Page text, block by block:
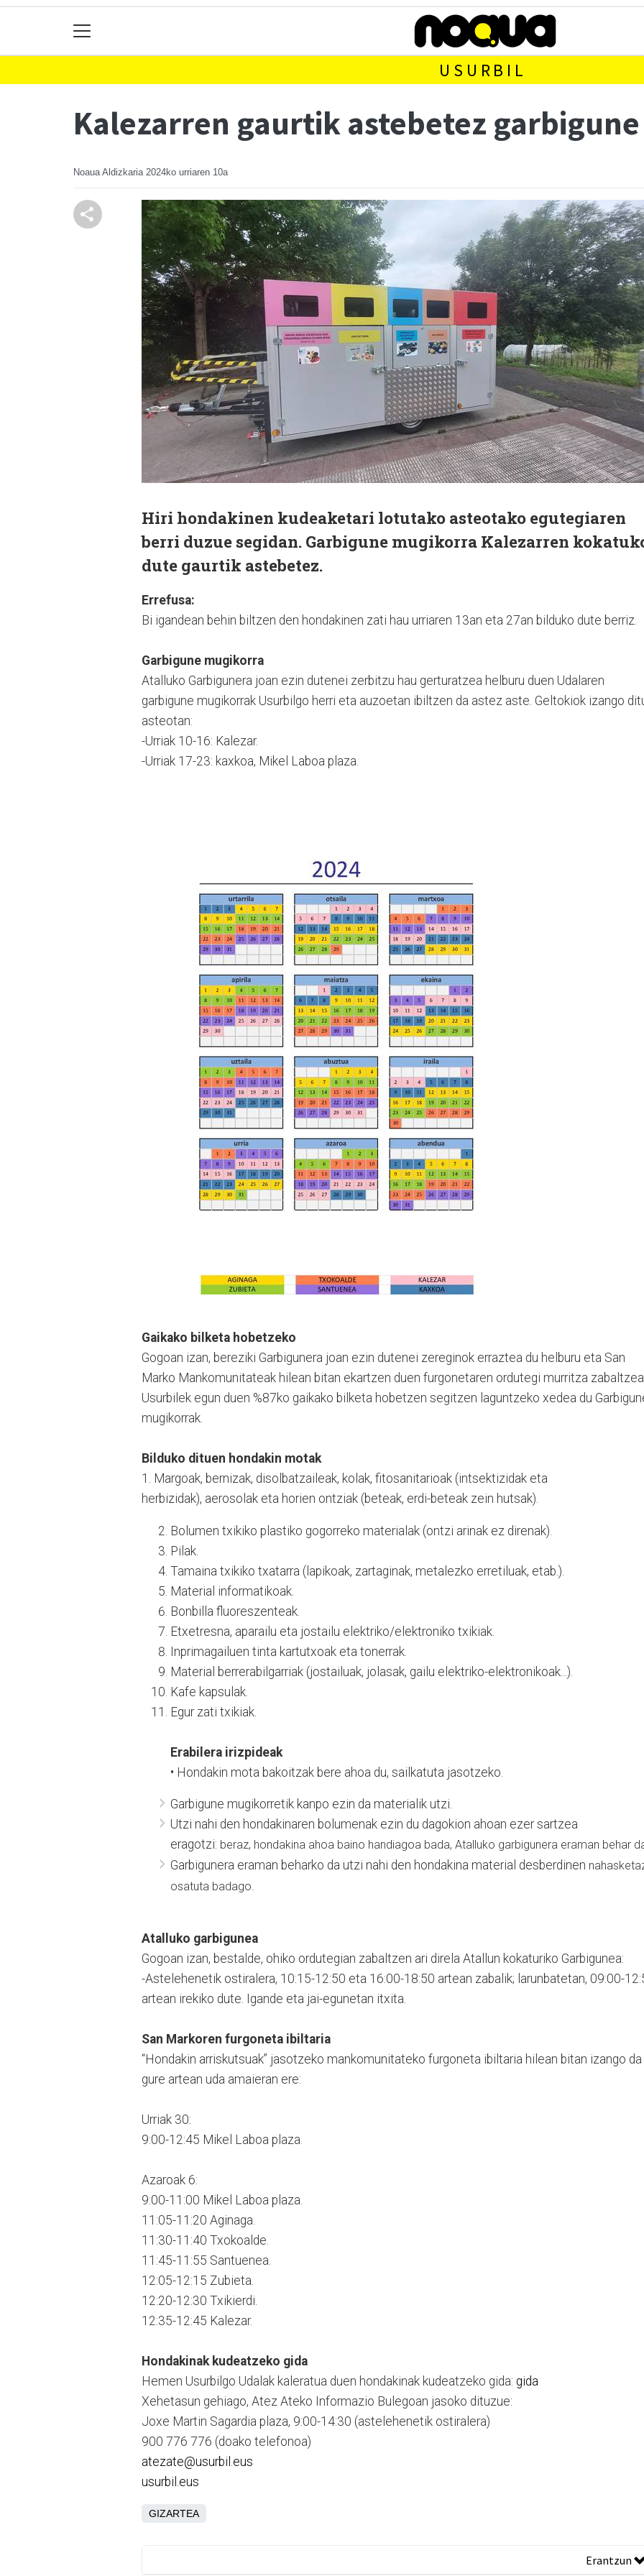
USURBIL
Kalezarren gaurtik astebetez
Noaua Aldizkaria 2024ko urriaren 10a
Hiri hondakinen kudeaketari lotutako asteotako egutegiaren
berri duzue segidan. Garbigune mugikorra Kalezarren
dute gaurtik astebetez.
Errefusa:
Bi igandean behin biltzen den hondakinen zati hau urriaren 13an eta 27an bilduko dute berriz.
Garbigune mugikorra
Atalluko Garbigunera joan ezin dutenei zerbitzu hau gerturatzea helburu duen Udalaren
garbigune mugikorrak Usurbilgo herri eta auzoetan ibiltzen da astez aste. Geltokiok izango
asteotan:
-Urriak 10-16: Kalezar.
-Urriak 17-23: kaxkoa, Mikel Laboa plaza.
Gaikako bilketa hobetzeko
Gogoan izan, bereziki Garbigunera joan ezin dutenei zereginok erraztea du helburu eta San
Marko Mankomunitateak hilean bitan ekartzen duen furgonetaren ordutegi murritza
Usurbilek egun duen %87ko gaikako bilketa hobetzen segitzen laguntzeko xedea du
mugikorrak.
Bilduko dituen hondakin motak
1. Margoak, bernizak, disolbatzaileak, kolak, fitosanitarioak (intsektizidak eta
herbizidak), aerosolak eta horien ontziak (beteak, erdi-beteak zein hutsak).
Bolumen txikiko plastiko gogorreko materialak (ontzi arinak ez direnak).
Pilak.
Tamaina txikiko txatarra (lapikoak, zartaginak, metalezko erretiluak, etab.).
Material informatikoak.
Bonbilla fluoreszenteak.
Etxetresna, aparailu eta jostailu elektriko/elektroniko txikiak.
Inprimagailuen tinta kartutxoak eta tonerrak.
Material berrerabilgarriak (jostailuak, jolasak, gailu elektriko-elektronikoak...).
Kafe kapsulak.
Egur zati txikiak.
Erabilera irizpideak
• Hondakin mota bakoitzak bere ahoa du, sailkatuta jasotzeko.
Garbigune mugikorretik kanpo ezin da materialik utzi.
Utzi nahi den hondakinaren bolumenak ezin du dagokion ahoan ezer sartzea
eragotzi: beraz, hondakina ahoa baino handiagoa bada, Atalluko garbigunera eraman behar
Garbigunera eraman beharko da utzi nahi den hondakina material desberdinen
osatuta badago.
Atalluko garbigunea
Gogoan izan, bestalde, ohiko ordutegian zabaltzen ari direla Atallun kokaturiko Garbigunea:
-Astelehenetik ostiralera, 10:15-12:50 eta 16:00-18:50 artean zabalik; larunbatetan, 09:00-
artean irekiko dute. Igande eta jai-egunetan itxita.
San Markoren furgoneta ibiltaria
“Hondakin arriskutsuak” jasotzeko mankomunitateko furgoneta ibiltaria hilean bitan izango da
gure artean uda amaieran ere:
Urriak 30:
9:00-12:45 Mikel Laboa plaza.
Azaroak 6:
9:00-11:00 Mikel Laboa plaza.
11:05-11:20 Aginaga.
11:30-11:40 Txokoalde.
11:45-11:55 Santuenea.
12:05-12:15 Zubieta.
12:20-12:30 Txikierdi.
12:35-12:45 Kalezar.
Hondakinak kudeatzeko gida
Hemen Usurbilgo Udalak kaleratua duen hondakinak kudeatzeko gida: gida
Xehetasun gehiago, Atez Ateko Informazio Bulegoan jasoko dituzue:
Joxe Martin Sagardia plaza, 9:00-14:30 (astelehenetik ostiralera)
900 776 776 (doako telefonoa)
atezate@usurbil.eus
usurbil.eus
GIZARTEA
Erantzun